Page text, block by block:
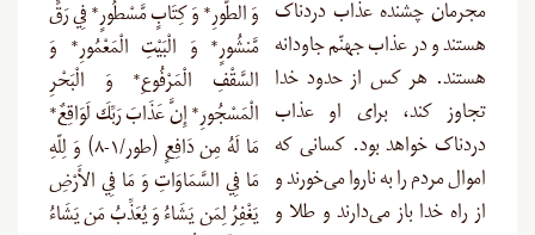
مجرمان چشنده عذاب دردناک
هستند و در عذاب جهنّم جاودانه
هستند. هر کس از حدود خدا
تجاوز کند، برای او عذاب
دردناک خواهد بود. کسانی که
اموال مردم را به ناروا می‌خورند و
از راه خدا باز می‌دارند و طلا و
وَ الطُّورِ* وَ كِتَابٍ مَّسْطُورٍ* فِي رَقٍّ
مَّنشُورٍ* وَ الْبَيْتِ الْمَعْمُورِ* وَ
السَّقْفِ الْمَرْفُوعِ* وَ الْبَحْرِ
الْمَسْجُورِ* إِنَّ عَذَابَ رَبِّكَ لَوَاقِعٌ*
مَا لَهُ مِن دَافِعٍ (طور/۱-۸) وَ لِلّهِ
مَا فِي السَّمَاوَاتِ وَ مَا فِي الأَرْضِ
يَغْفِرُ لِمَن يَشَاءُ وَ يُعَذِّبُ مَن يَشَاءُ